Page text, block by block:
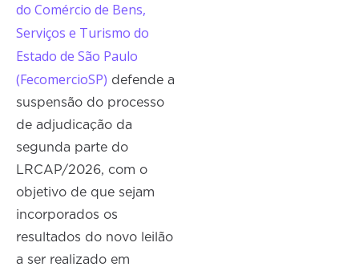
do Comércio de Bens,
Serviços e Turismo do
Estado de São Paulo
(FecomercioSP) defende a
suspensão do processo
de adjudicação da
segunda parte do
LRCAP/2026, com o
objetivo de que sejam
incorporados os
resultados do novo leilão
a ser realizado em